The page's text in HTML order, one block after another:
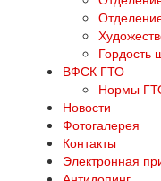
Гордость
ВФСК ГТО
Нормы
Новости
Фотогалерея
Контакты
Электронная